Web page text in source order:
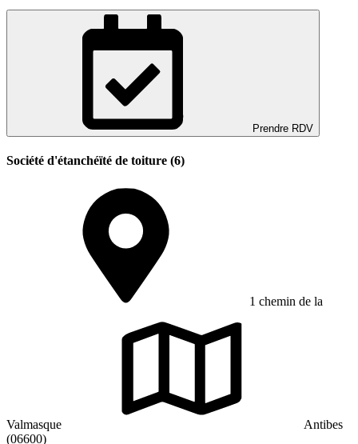
Prendre RDV
Société d'étanchéïté de toiture (6)
1 chemin de la
Valmasque
Antibes
(06600)